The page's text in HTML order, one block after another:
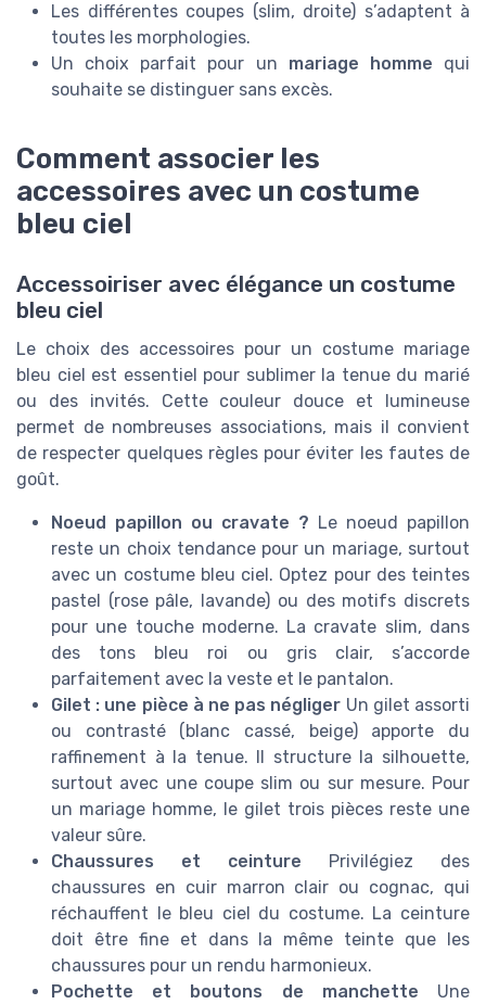
Les différentes coupes (slim, droite) s’adaptent à
toutes les morphologies.
Un choix parfait pour un mariage homme qui
souhaite se distinguer sans excès.
Comment associer les
accessoires avec un costume
bleu ciel
Accessoiriser avec élégance un costume
bleu ciel
Le choix des accessoires pour un costume mariage
bleu ciel est essentiel pour sublimer la tenue du marié
ou des invités. Cette couleur douce et lumineuse
permet de nombreuses associations, mais il convient
de respecter quelques règles pour éviter les fautes de
goût.
Noeud papillon ou cravate ? Le noeud papillon
reste un choix tendance pour un mariage, surtout
avec un costume bleu ciel. Optez pour des teintes
pastel (rose pâle, lavande) ou des motifs discrets
pour une touche moderne. La cravate slim, dans
des tons bleu roi ou gris clair, s’accorde
parfaitement avec la veste et le pantalon.
Gilet : une pièce à ne pas négliger Un gilet assorti
ou contrasté (blanc cassé, beige) apporte du
raffinement à la tenue. Il structure la silhouette,
surtout avec une coupe slim ou sur mesure. Pour
un mariage homme, le gilet trois pièces reste une
valeur sûre.
Chaussures et ceinture Privilégiez des
chaussures en cuir marron clair ou cognac, qui
réchauffent le bleu ciel du costume. La ceinture
doit être fine et dans la même teinte que les
chaussures pour un rendu harmonieux.
Pochette et boutons de manchette Une